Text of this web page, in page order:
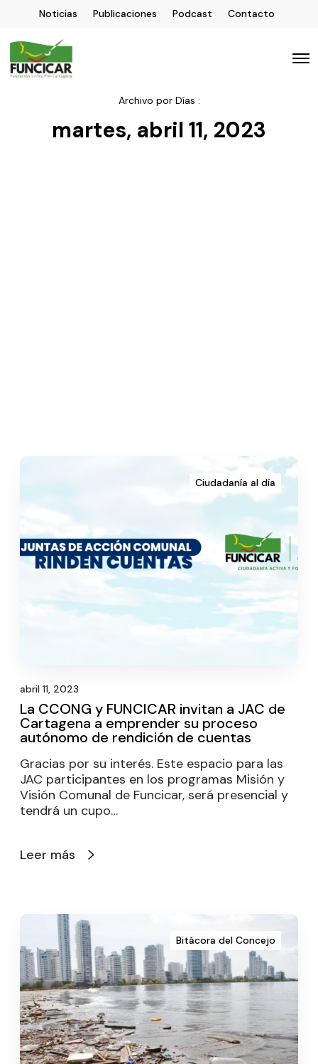
Noticias Publicaciones Podcast Contacto
Archivo por Días :
martes, abril 11, 2023
Ciudadanía al día
abril 11, 2023
La CCONG y FUNCICAR invitan a JAC de
Cartagena a emprender su proceso
autónomo de rendición de cuentas
Gracias por su interés. Este espacio para las
JAC participantes en los programas Misión y
Visión Comunal de Funcicar, será presencial y
tendrá un cupo…
Leer más
Bitácora del Concejo